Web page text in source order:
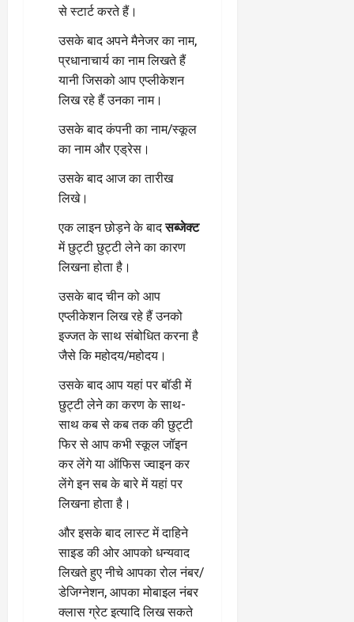
से स्टार्ट करते हैं।
उसके बाद अपने मैनेजर का नाम,
प्रधानाचार्य का नाम लिखते हैं
यानी जिसको आप एप्लीकेशन
लिख रहे हैं उनका नाम।
उसके बाद कंपनी का नाम/स्कूल
का नाम और एड्रेस।
उसके बाद आज का तारीख
लिखे।
एक लाइन छोड़ने के बादसब्जेक्ट
में छुट्टी छुट्टी लेने का कारण
लिखना होता है।
उसके बाद चीन को आप
एप्लीकेशन लिख रहे हैं उनको
इज्जत के साथ संबोधित करना है
जैसे कि महोदय/महोदय।
उसके बाद आप यहां पर बॉडी में
छुट्टी लेने का करण के साथ-
साथ कब से कब तक की छुट्टी
फिर से आप कभी स्कूल जॉइन
कर लेंगे या ऑफिस ज्वाइन कर
लेंगे इन सब के बारे में यहां पर
लिखना होता है।
और इसके बाद लास्ट में दाहिने
साइड की ओर आपको धन्यवाद
लिखते हुए नीचे आपका रोल नंबर/
डेजिग्नेशन, आपका मोबाइल नंबर
क्लास ग्रेट इत्यादि लिख सकते